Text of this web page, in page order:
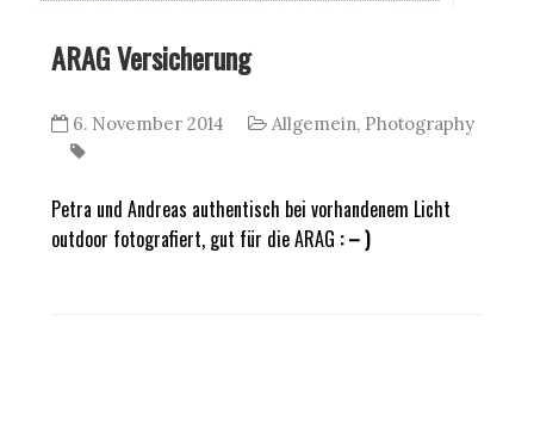
ARAG Versicherung
6. November 2014 Allgemein, Photography
Petra und Andreas authentisch bei vorhandenem Licht
outdoor fotografiert, gut für die ARAG : – )